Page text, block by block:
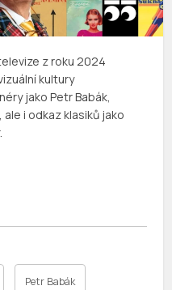
z roku 2024
kultury
jako Petr Babák,
i odkaz klasiků jako
Petr Babák